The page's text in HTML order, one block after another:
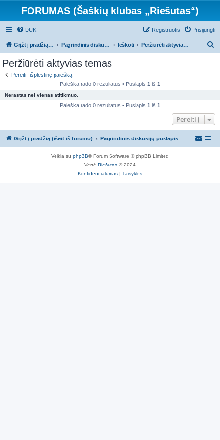
FORUMAS (Šaškių klubas „Riešutas“)
DUK Prisijungti
Registruotis
Grįžt į pradžią (išeit iš forumo) Pagrindinis diskusijų puslapis Ieškoti Peržiūrėti aktyvias temas
i
Peržiūrėti aktyvias temas
Pereiti į išplėstinę paiešką
Paieška rado 0 rezultatus • Puslapis 1 iš 1
Nerastas nei vienas atitikmuo.
Paieška rado 0 rezultatus • Puslapis 1 iš 1
Pereiti į
Grįžt į pradžią (išeit iš forumo) Pagrindinis diskusijų puslapis
Veikia su phpBB® Forum Software © phpBB Limited
Vertė Riešutas © 2024
Konfidencialumas | Taisyklės